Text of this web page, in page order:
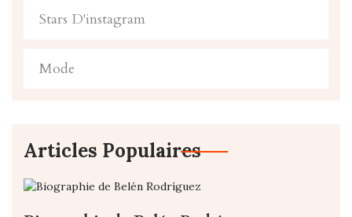
Stars D'instagram
Mode
Articles Populaires